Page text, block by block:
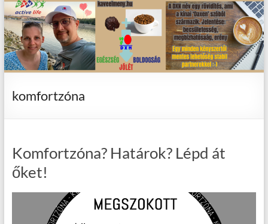
komfortzóna
Komfortzóna? Határok? Lépd át
őket!